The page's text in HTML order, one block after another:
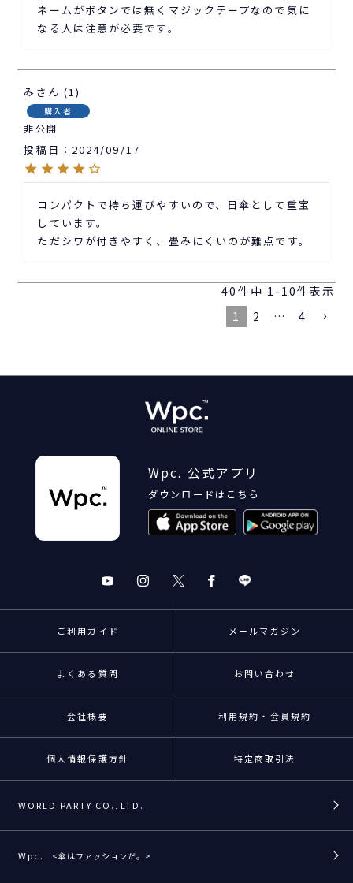
ネームがボタンでは無くマジックテープなので気に
なる人は注意が必要です。
み 1
購入者
非公開
投稿日 2024/09/17
コンパクトで持ち運びやすいので、日傘として重宝
しています。
ただシワが付きやすく、畳みにくいのが難点です。
40 件中 1 - 10件表示
1
2 … 4
Wpc. 公式アプリ
ダウンロードはこちら
ご利用ガイド メールマガジン
よくある質問 お問い合わせ
会社概要 利用規約・会員規約
個人情報保護方針 特定商取引法
WORLD PARTY CO.,LTD.
Wpc. <傘はファッションだ。>